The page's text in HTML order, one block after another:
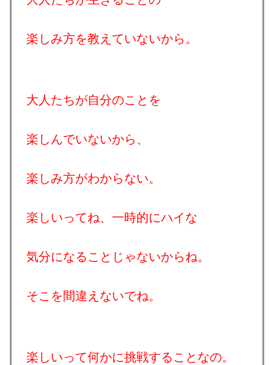
楽しみ方を教えていないから。
大人たちが自分のことを
楽しんでいないから、
楽しみ方がわからない。
楽しいってね、一時的にハイな
気分になることじゃないからね。
そこを間違えないでね。
楽しいって何かに挑戦することなの。